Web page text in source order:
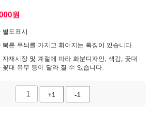
원
별도표시
복륜 무늬를 가지고 휘어지는 특징이 있습니다.
자재시장 및 계절에 따라 화분디자인, 색감, 꽃대
꽃대 유무 등이 달라 질 수 있습니다.
+1 -1